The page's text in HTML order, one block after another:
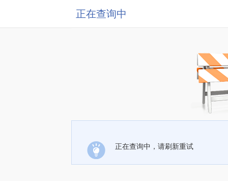
正在查询中
正在查询中，请刷新重试